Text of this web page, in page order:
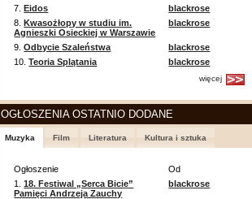
7.Eidos
blackrose
8.Kwasożłopy w studiu im.
Agnieszki Osieckiej w Warszawie
blackrose
9.Odbycie Szaleństwa
blackrose
10.Teoria Splątania blackrose
więcej
OGŁOSZENIA OSTATNIO DODANE
Muzyka Film Literatura Kultura i sztuka
Ogłoszenie
Od
1.18. Festiwal „Serca Bicie”
Pamięci Andrzeja Zauchy
blackrose